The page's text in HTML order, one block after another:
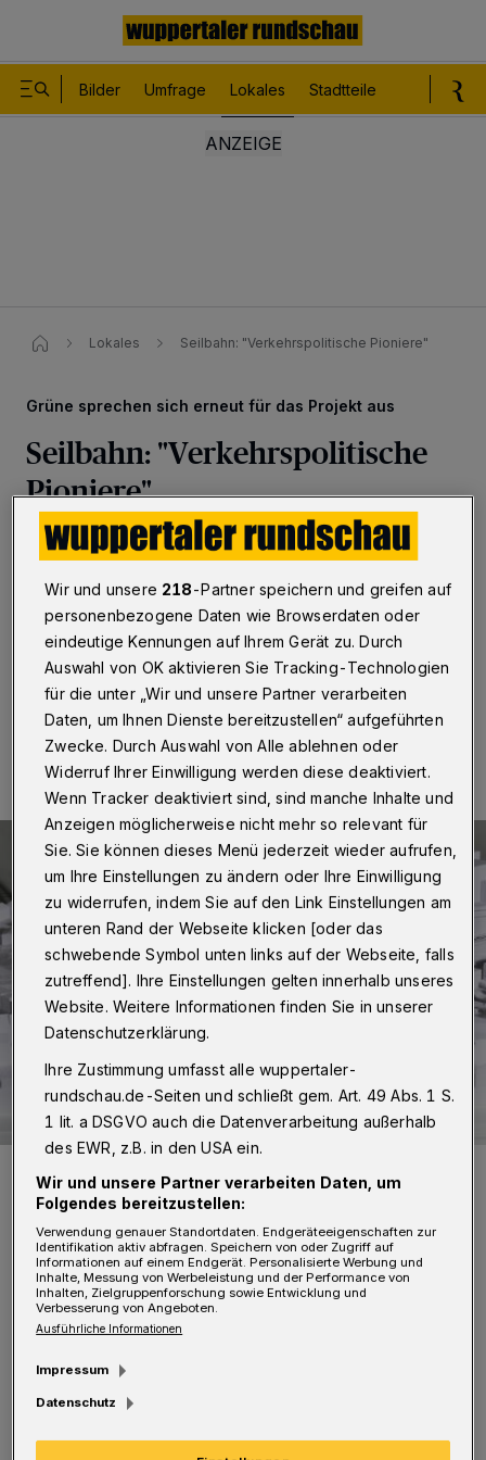
Bilder Umfrage Lokales Stadtteile
Lokales Seilbahn: "Verkehrspolitische Pioniere"
Grüne sprechen sich erneut für das Projekt aus
Seilbahn: "Verkehrspolitische
Pioniere"
Wuppertal / Berlin·Die Wuppertaler Grünen sehen mit
Blick auf die geplante Seilbahn weiter mehr Vor- als
Nachteile. Die Ratsfraktion hat dem Sprecher der
grünen Bundestagsfraktion für Bahnpolitik, Matthias
Gaste, das Vorhaben vorgestellt.
10.08.2016 , 22:17 Uhr Eine Minute Lesezeit
Foto: WSW
"Wir Grüne finden, dass die Seilbahn vom
Bahnhof über die Universität bis zum
Küllenhahn ein hochspannendes Projekt ist.
Wir und unsere 218-Partner speichern und greifen auf
personenbezogene Daten wie Browserdaten oder
eindeutige Kennungen auf Ihrem Gerät zu. Durch
Auswahl von OK aktivieren Sie Tracking-Technologien
für die unter „Wir und unsere Partner verarbeiten
Daten, um Ihnen Dienste bereitzustellen“ aufgeführten
Zwecke. Durch Auswahl von Alle ablehnen oder
Widerruf Ihrer Einwilligung werden diese deaktiviert.
Wenn Tracker deaktiviert sind, sind manche Inhalte und
Anzeigen möglicherweise nicht mehr so relevant für
Sie. Sie können dieses Menü jederzeit wieder aufrufen,
um Ihre Einstellungen zu ändern oder Ihre Einwilligung
zu widerrufen, indem Sie auf den Link Einstellungen am
unteren Rand der Webseite klicken [oder das
schwebende Symbol unten links auf der Webseite, falls
zutreffend]. Ihre Einstellungen gelten innerhalb unseres
Website. Weitere Informationen finden Sie in unserer
Datenschutzerklärung.
Ihre Zustimmung umfasst alle wuppertaler-
rundschau.de-Seiten und schließt gem. Art. 49 Abs. 1 S.
1 lit. a DSGVO auch die Datenverarbeitung außerhalb
des EWR, z.B. in den USA ein.
Wir und unsere Partner verarbeiten Daten, um
Folgendes bereitzustellen:
Verwendung genauer Standortdaten. Endgeräteeigenschaften zur
Identifikation aktiv abfragen. Speichern von oder Zugriff auf
Informationen auf einem Endgerät. Personalisierte Werbung und
Inhalte, Messung von Werbeleistung und der Performance von
Inhalten, Zielgruppenforschung sowie Entwicklung und
Verbesserung von Angeboten.
Ausführliche Informationen
Impressum
Datenschutz